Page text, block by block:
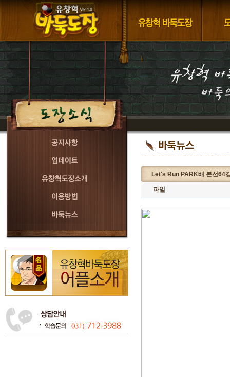
Let's Run PARK배 본선64
파일